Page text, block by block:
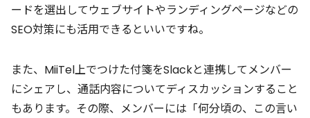
ードを選出してウェブサイトやランディングページなどの
SEO対策にも活用できるといいですね。
また、MiiTel上でつけた付箋をSlackと連携してメンバー
にシェアし、通話内容についてディスカッションすること
もあります。その際、メンバーには「何分頃の、この言い